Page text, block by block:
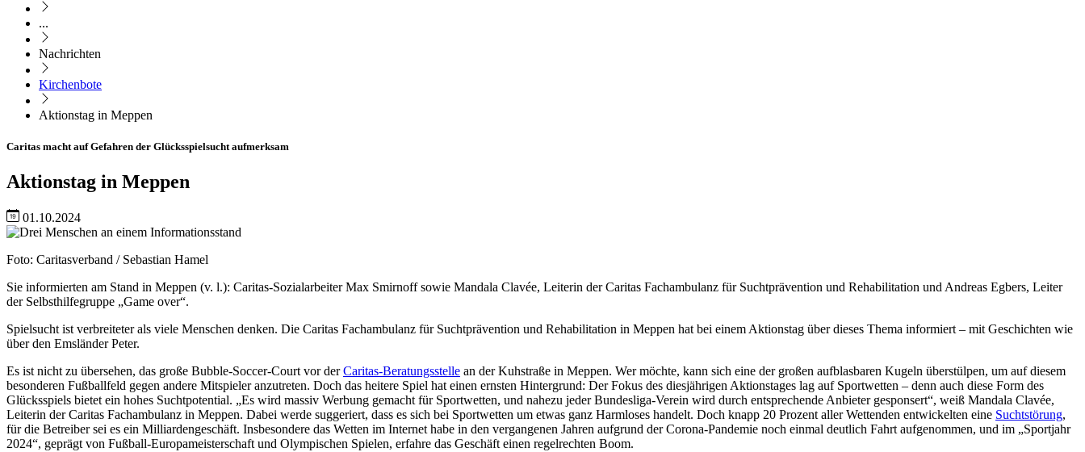
Pfadnavigation
...
Nachrichten
Kirchenbote
Aktionstag in Meppen
Caritas macht auf Gefahren der Glücksspielsucht aufmerksam
Aktionstag in Meppen
01.10.2024
Image
Nachweis
Foto: Caritasverband / Sebastian Hamel
Caption
Sie informierten am Stand in Meppen (v. l.): Caritas-Sozialarbeiter Max Smirnoff sowie Mandala Clavée, Leiterin der Caritas Fachambulanz für Suchtprävention und Rehabilitation und Andreas Egbers, Leiter
der Selbsthilfegruppe „Game over“.
Spielsucht ist verbreiteter als viele Menschen denken. Die Caritas Fachambulanz für Suchtprävention und Rehabilitation in Meppen hat bei einem Aktionstag über dieses Thema informiert – mit Geschichten wie
über den Emsländer Peter.
Es ist nicht zu übersehen, das große Bubble-Soccer-Court vor derCaritas-Beratungsstelle an der Kuhstraße in Meppen. Wer möchte, kann sich eine der großen aufblasbaren Kugeln überstülpen, um auf diesem
besonderen Fußballfeld gegen andere Mitspieler anzutreten. Doch das heitere Spiel hat einen ernsten Hintergrund: Der Fokus des diesjährigen Aktionstages lag auf Sportwetten – denn auch diese Form des
Glücksspiels bietet ein hohes Suchtpotential. „Es wird massiv Werbung gemacht für Sportwetten, und nahezu jeder Bundesliga-Verein wird durch entsprechende Anbieter gesponsert“, weiß Mandala Clavée,
Leiterin der Caritas Fachambulanz in Meppen. Dabei werde suggeriert, dass es sich bei Sportwetten um etwas ganz Harmloses handelt. Doch knapp 20 Prozent aller Wettenden entwickelten eine Suchtstörung,
für die Betreiber sei es ein Milliardengeschäft. Insbesondere das Wetten im Internet habe in den vergangenen Jahren aufgrund der Corona-Pandemie noch einmal deutlich Fahrt aufgenommen, und im „Sportjahr
2024“, geprägt von Fußball-Europameisterschaft und Olympischen Spielen, erfahre das Geschäft einen regelrechten Boom.